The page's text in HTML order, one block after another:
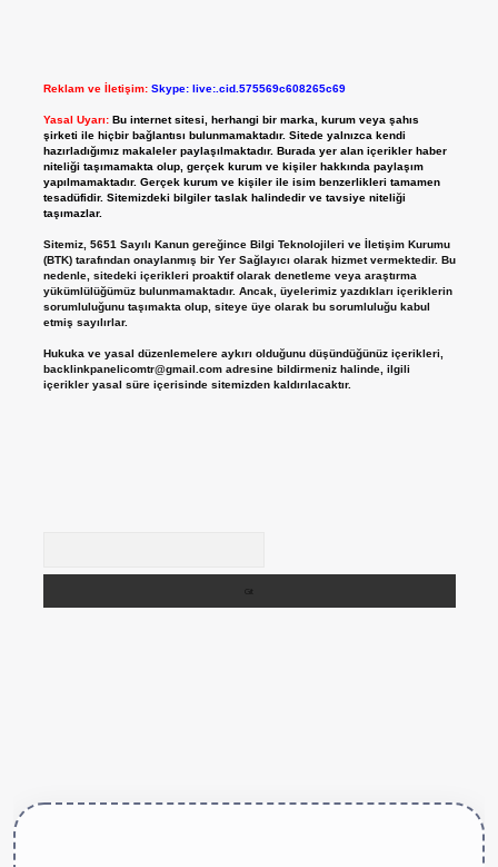
Reklam ve İletişim: Skype: live:.cid.575569c608265c69
Yasal Uyarı: Bu internet sitesi, herhangi bir marka, kurum veya şahıs
şirketi ile hiçbir bağlantısı bulunmamaktadır. Sitede yalnızca kendi
hazırladığımız makaleler paylaşılmaktadır. Burada yer alan içerikler haber
niteliği taşımamakta olup, gerçek kurum ve kişiler hakkında paylaşım
yapılmamaktadır. Gerçek kurum ve kişiler ile isim benzerlikleri tamamen
tesadüfidir. Sitemizdeki bilgiler taslak halindedir ve tavsiye niteliği
taşımazlar.
Sitemiz, 5651 Sayılı Kanun gereğince Bilgi Teknolojileri ve İletişim Kurumu
(BTK) tarafından onaylanmış bir Yer Sağlayıcı olarak hizmet vermektedir. Bu
nedenle, sitedeki içerikleri proaktif olarak denetleme veya araştırma
yükümlülüğümüz bulunmamaktadır. Ancak, üyelerimiz yazdıkları içeriklerin
sorumluluğunu taşımakta olup, siteye üye olarak bu sorumluluğu kabul
etmiş sayılırlar.
Hukuka ve yasal düzenlemelere aykırı olduğunu düşündüğünüz içerikleri,
backlinkpanelicomtr@gmail.comadresine bildirmeniz halinde, ilgili
içerikler yasal süre içerisinde sitemizden kaldırılacaktır.